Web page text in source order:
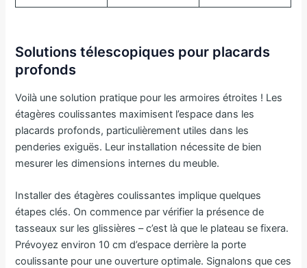
Solutions télescopiques pour placards
profonds
Voilà une solution pratique pour les armoires étroites ! Les
étagères coulissantes maximisent l’espace dans les
placards profonds, particulièrement utiles dans les
penderies exiguës. Leur installation nécessite de bien
mesurer les dimensions internes du meuble.
Installer des étagères coulissantes implique quelques
étapes clés. On commence par vérifier la présence de
tasseaux sur les glissières – c’est là que le plateau se fixera.
Prévoyez environ 10 cm d’espace derrière la porte
coulissante pour une ouverture optimale. Signalons que ces